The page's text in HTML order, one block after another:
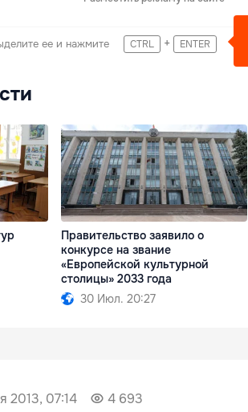
ее и нажмите CTRL + ENTER
Правительство заявило о
конкурсе на звание
«Европейской культурной
столицы» 2033 года
30 Июл. 20:27
2013, 07:14 4 693